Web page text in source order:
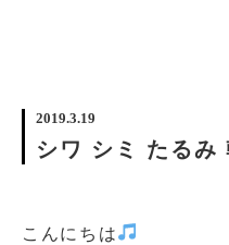
2019.3.19
シワ シミ たる
こんにちは